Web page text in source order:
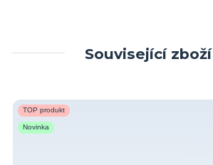
Související zboží
TOP produkt
Novinka